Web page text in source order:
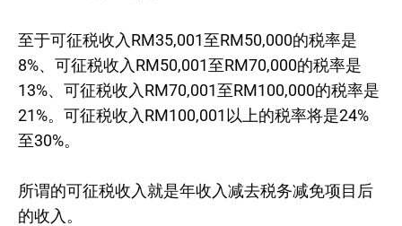
至于可征税收入RM35,001至RM50,000的税率是
8%、可征税收入RM50,001至RM70,000的税率是
13%、可征税收入RM70,001至RM100,000的税率是
21%。可征税收入RM100,001以上的税率将是24%
至30%。
所谓的可征税收入就是年收入减去税务减免项目后
的收入。